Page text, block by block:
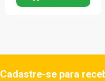
Cadastre-se para